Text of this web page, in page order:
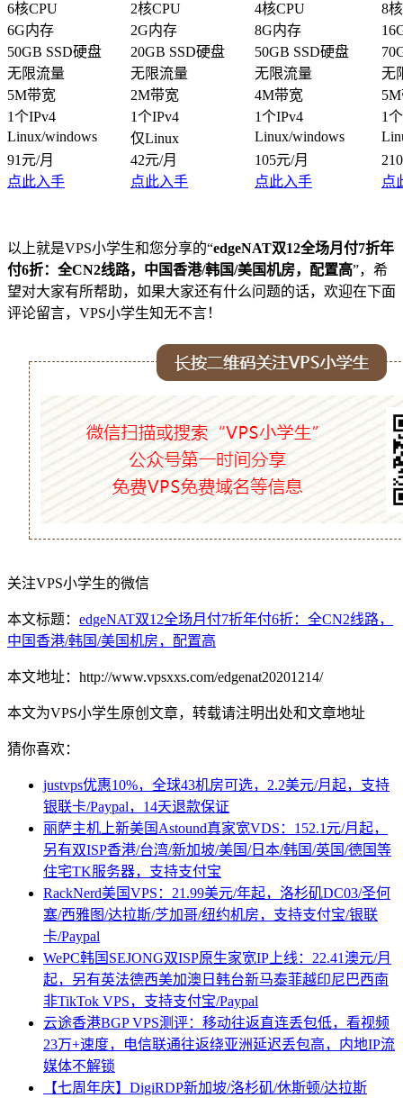
6核CPU
2核CPU 4核CPU
8
6G内存
2G内存 8G内存
50GB SSD硬盘
20GB SSD硬盘 50GB SSD硬盘
无限流量
无限流量 无限流量
无
5M带宽
2M带宽 4M带宽
1个IPv4
1个IPv4 1个IPv4
1
Linux/windows
仅Linux Linux/windows
91元/月
42元/月 105元/月
点此入手
点此入手 点此入手 点
以上就是VPS小学生和您分享的“edgeNAT双12全场月付7折年
付6折：全CN2线路，中国香港/韩国/美国机房，配置高”，希
望对大家有所帮助，如果大家还有什么问题的话，欢迎在下面
评论留言，VPS小学生知无不言！
关注VPS小学生的微信
本文标题： edgeNAT双12全场月付7折年付6折：全CN2线路，
中国香港/韩国/美国机房，配置高
本文地址：http://www.vpsxxs.com/edgenat20201214/
本文为VPS小学生原创文章，转载请注明出处和文章地址
猜你喜欢：
justvps优惠10%，全球43机房可选，2.2美元/月起，支持
银联卡/Paypal，14天退款保证
丽萨主机上新美国Astound真家宽VDS：152.1元/月起，
另有双ISP香港/台湾/新加坡/美国/日本/韩国/英国/德国等
住宅TK服务器，支持支付宝
RackNerd美国VPS：21.99美元/年起，洛杉矶DC03/圣何
塞/西雅图/达拉斯/芝加哥/纽约机房，支持支付宝/银联
卡/Paypal
WePC韩国SEJONG双ISP原生家宽IP上线：22.41澳元/月
起，另有英法德西美加澳日韩台新马泰菲越印尼巴西南
非TikTok VPS，支持支付宝/Paypal
云途香港BGP VPS测评：移动往返直连丢包低，看视频
23万+速度，电信联通往返绕亚洲延迟丢包高，内地IP流
媒体不解锁
【七周年庆】DigiRDP新加坡/洛杉矶/休斯顿/达拉斯